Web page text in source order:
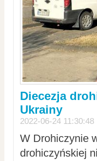
Diecezja
Ukrainy
2022-06-24 11:30:48
W Drohiczynie
drohiczyńskiej